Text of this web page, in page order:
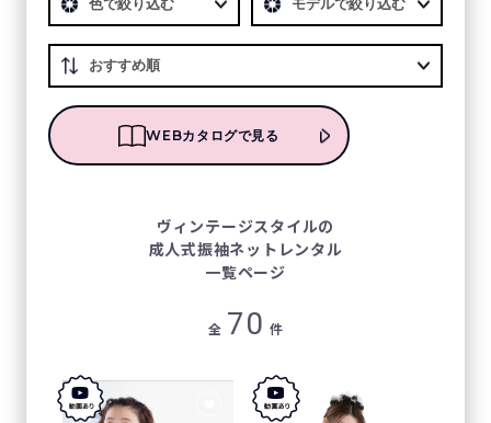
WEBカタログで見る
ヴィンテージスタイルの
成人式振袖ネットレンタル
一覧ページ
全 70 件